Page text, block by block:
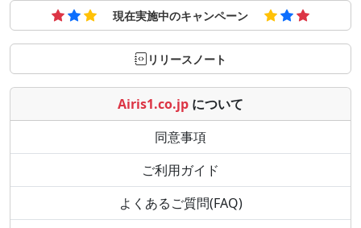
現在実施中のキャンペーン
リリースノート
Airis1.co.jp について
同意事項
ご利用ガイド
よくあるご質問(FAQ)